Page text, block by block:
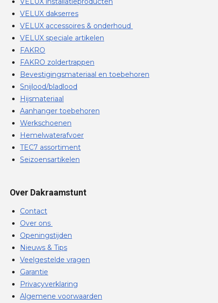
VELUX dakserres
VELUX accessoires & onderhoud
VELUX speciale artikelen
FAKRO
FAKRO zoldertrappen
Bevestigingsmateriaal en toebehoren
Snijlood/bladlood
Hijsmateriaal
Aanhanger toebehoren
Werkschoenen
Hemelwaterafvoer
TEC7 assortiment
Seizoensartikelen
Over Dakraamstunt
Contact
Over ons
Openingstijden
Nieuws & Tips
Veelgestelde vragen
Garantie
Privacyverklaring
Algemene voorwaarden